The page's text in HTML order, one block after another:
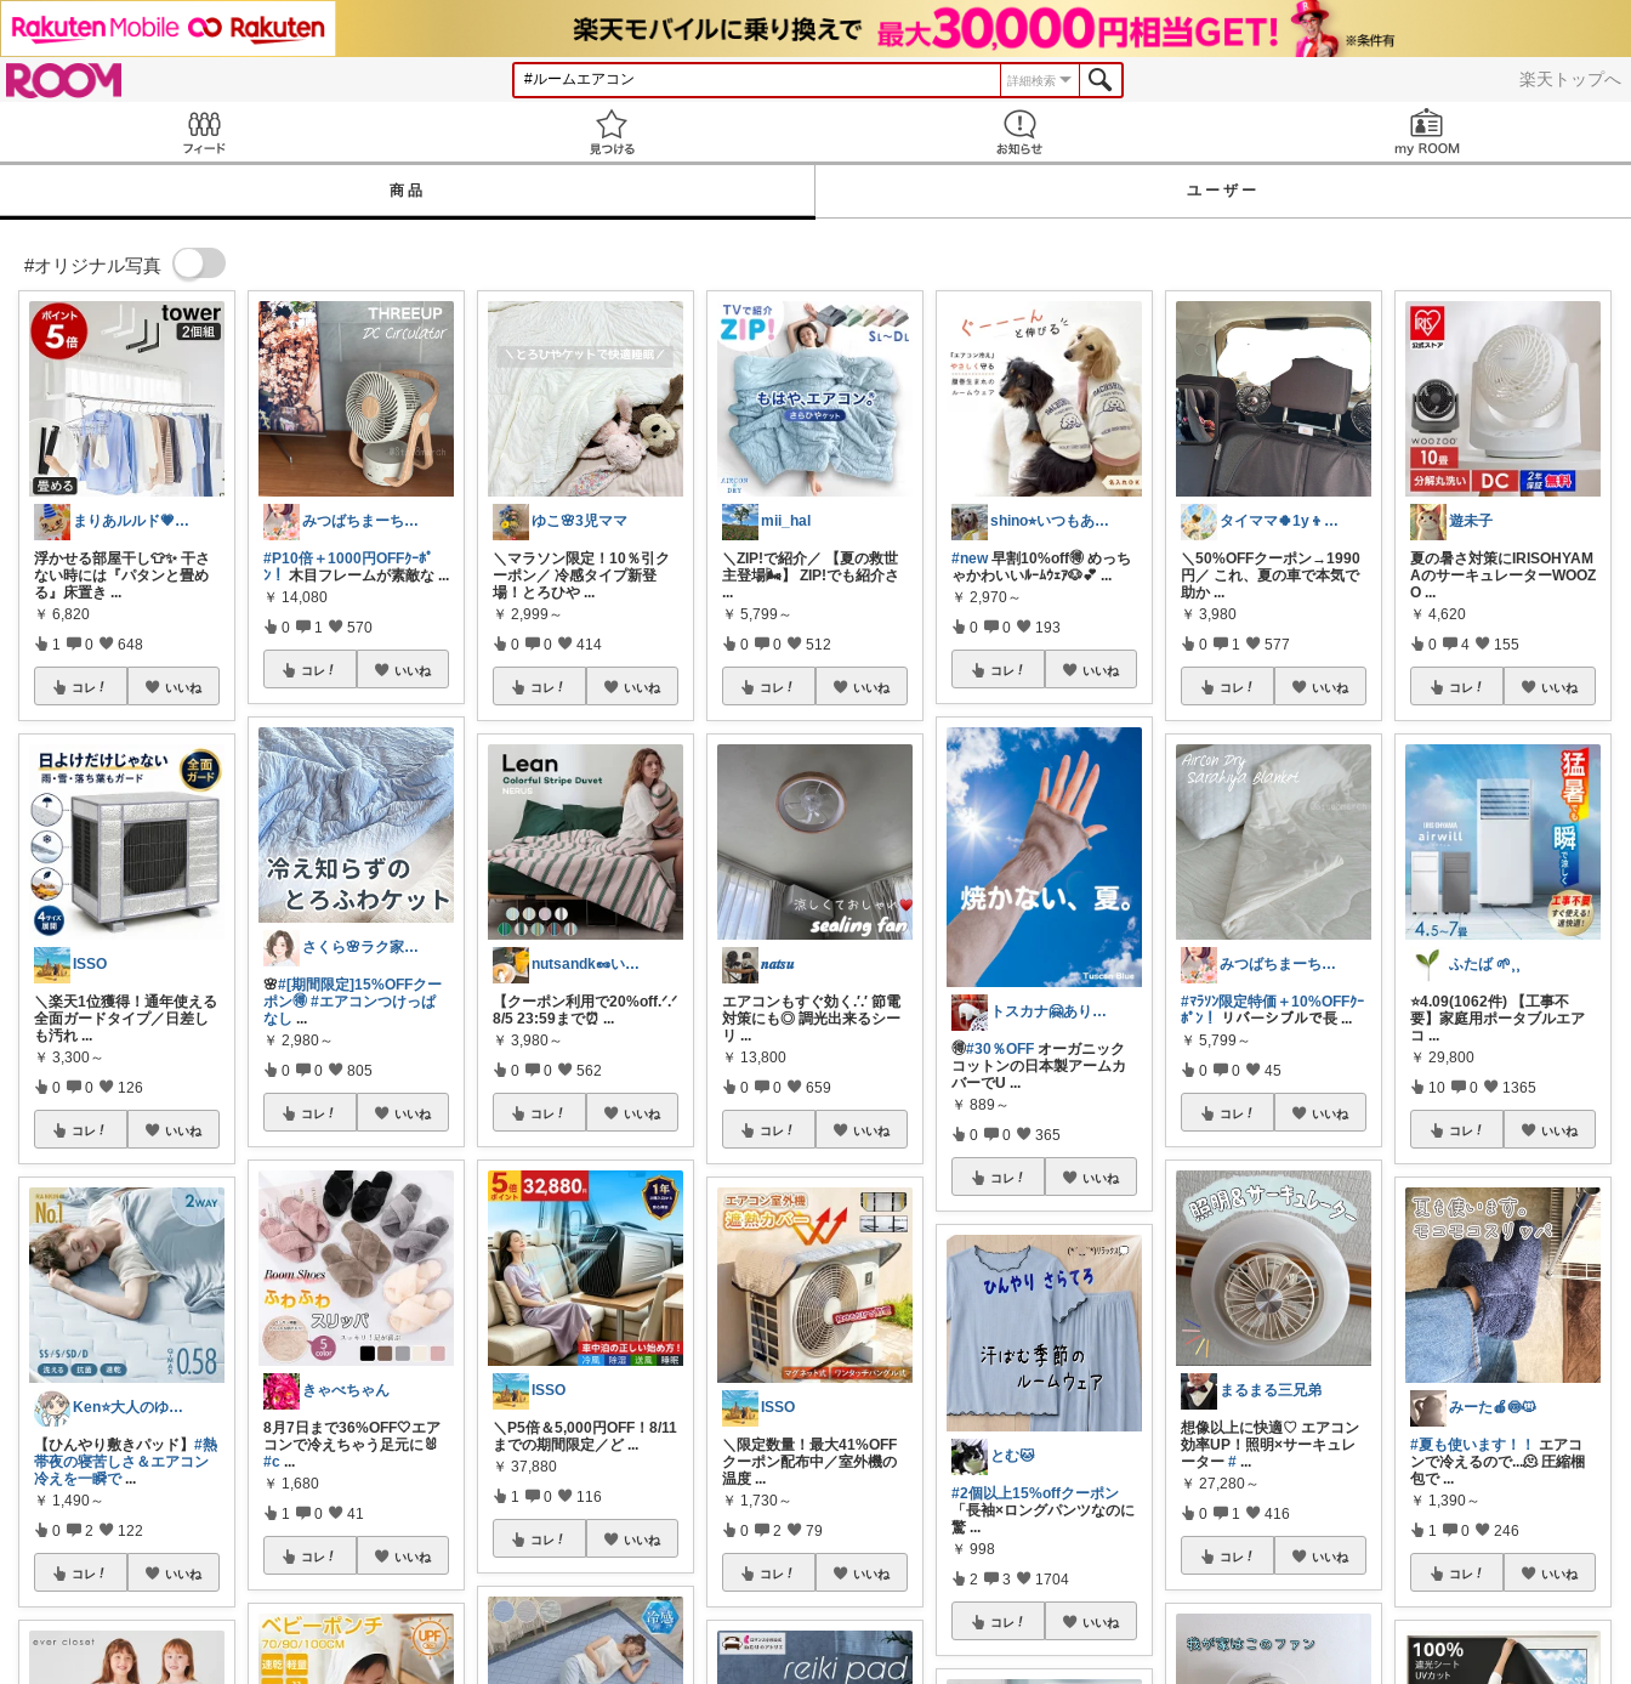
楽天トップへ
詳細検索
商品 ユーザー
#オリジナル写真
まりあルルド💗ご購入感謝です💗
浮かせる部屋干し👕✨️ 干さ
ない時には『パタンと畳め
る』床置き ...
￥ 6,820
1 0 648
コレ いいね
ISSO
＼楽天1位獲得！通年使える
全面ガードタイプ／ ​日差し
も汚れ ...
￥ 3,300～
0 0 126
コレ いいね
Ken⭐️大人のゆったりデジタル暮らし
【ひんやり敷きパッド】 #熱
帯夜の寝苦しさ＆エアコン
冷えを一瞬で ...
￥ 1,490～
0 2 122
コレ いいね
みつばちまーちᵀᴴᴬᴺᴷ ᵞᴼᵁ ◡̈*
#P10倍＋1000円OFFｸｰﾎﾟ
ﾝ！ 木目フレームが素敵な ...
￥ 14,080
0 1 570
コレ いいね
さくら🌸ラク家事&便利な生活雑貨🏠️
🌸#[期間限定]15%OFFクー
ポン🉐 #エアコンつけっぱ
なし ...
￥ 2,980～
0 0 805
コレ いいね
きゃべちゃん
8月7日まで36%OFF🤍エア
コンで冷えちゃう足元に🐰
#c ...
￥ 1,680
1 0 41
コレ いいね
ゆこ🌸3児ママ
＼マラソン限定！10％引ク
ーポン／ 冷感タイプ新登
場！とろひや ...
￥ 2,999～
0 0 414
コレ いいね
nutsandk🥜いつも感謝です◡̈♡
【クーポン利用で20%off.ᐟ.ᐟ
8/5 23:59まで⏰ ...
￥ 3,980～
0 0 562
コレ いいね
ISSO
＼P5倍＆5,000円OFF！8/11
までの期間限定／ ​ど ...
￥ 37,880
1 0 116
コレ いいね
mii_hal
＼ZIP!で紹介／ 【夏の救世
主登場🌬️】 ZIP!でも紹介さ
...
￥ 5,799～
0 0 512
コレ いいね
𝒏𝒂𝒕𝒔𝒖
エアコンもすぐ効く.′.′ 節電
対策にも◎ 調光出来るシー
リ ...
￥ 13,800
0 0 659
コレ いいね
ISSO
＼限定数量！最大41%OFF
クーポン配布中／ ​室外機の
温度 ...
￥ 1,730～
0 2 79
コレ いいね
shino⭐︎いつもありがとう🐶🐾
#new早割10%off🉐 めっち
ゃかわいいﾙｰﾑｳｪｱ🐶💕 ...
￥ 2,970～
0 0 193
コレ いいね
トスカナ🤗ありがとうございます💕
🉐#30％OFF オーガニック
コットンの日本製アームカ
バーでU ...
￥ 889～
0 0 365
コレ いいね
とむ🐱
#2個以上15%offクーポン
「長袖×ロングパンツなのに
驚 ...
￥ 998
2 3 1704
コレ いいね
タイママ🍀1y👦のママ
＼50%OFFクーポン→1990
円／ これ、夏の車で本気で
助か ...
￥ 3,980
0 1 577
コレ いいね
みつばちまーちᵀᴴᴬᴺᴷ ᵞᴼᵁ ◡̈*
#ﾏﾗｿﾝ限定特価＋10%OFFｸｰ
ﾎﾟﾝ！
リバーシブルで長 ...
￥ 5,799～
0 0 45
コレ いいね
まるまる三兄弟
想像以上に快適♡ エアコン
効率UP！照明×サーキュレ
ーター# ...
￥ 27,280～
0 1 416
コレ いいね
遊未子
夏の暑さ対策にIRISOHYAM
AのサーキュレーターWOOZ
O ...
￥ 4,620
0 4 155
コレ いいね
ふたば 🌱⸒⸒
⭐️4.09(1062件) 【工事不
要】家庭用ポータブルエア
コ ...
￥ 29,800
10 0 1365
コレ いいね
みーた🍎🍥🐱
#夏も使います！！
エアコ
ンで冷えるので...🫠 圧縮梱
包で ...
￥ 1,390～
1 0 246
コレ いいね